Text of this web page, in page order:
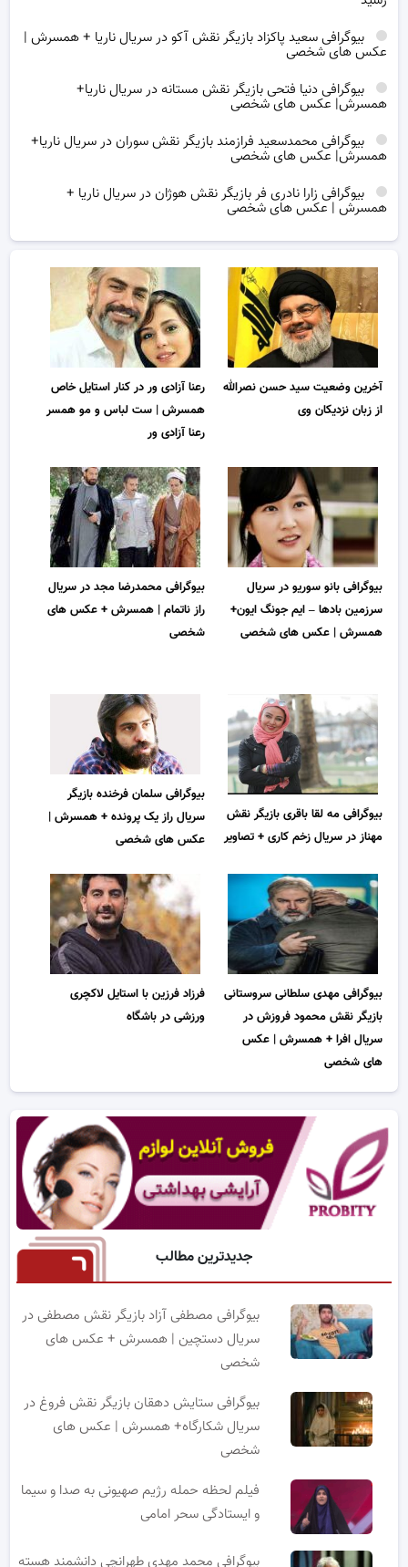
بیوگرافی سعید پاکزاد بازیگر نقش آکو در سریال ناریا + همسرش |
عکس های شخصی
بیوگرافی دنیا فتحی بازیگر نقش مستانه در سریال ناریا+
همسرش| عکس های شخصی
بیوگرافی محمدسعید فرازمند بازیگر نقش سوران در سریال ناریا+
همسرش| عکس های شخصی
بیوگرافی زارا نادری فر بازیگر نقش هوژان در سریال ناریا +
همسرش | عکس های شخصی
آخرین وضعیت سید حسن نصرالله
از زبان نزدیکان وی
رعنا آزادی ور در کنار استایل خاص
همسرش | ست لباس و مو همسر
رعنا آزادی ور
بیوگرافی بانو سوریو در سریال
سرزمین بادها – ایم جونگ ایون+
همسرش | عکس های شخصی
بیوگرافی محمدرضا مجد در سریال
راز ناتمام | همسرش + عکس های
شخصی
بیوگرافی مه لقا باقری بازیگر نقش
مهناز در سریال زخم کاری + تصاویر
بیوگرافی سلمان فرخنده بازیگر
سریال راز یک پرونده + همسرش |
عکس های شخصی
بیوگرافی مهدی سلطانی سروستانی
بازیگر نقش محمود فروزش در
سریال افرا + همسرش | عکس
های شخصی
فرزاد فرزین با استایل لاکچری
ورزشی در باشگاه
جدیدترین مطالب
بیوگرافی مصطفی آزاد بازیگر نقش مصطفی در
سریال دستچین | همسرش + عکس های
شخصی
بیوگرافی ستایش دهقان بازیگر نقش فروغ در
سریال شکارگاه+ همسرش | عکس های
شخصی
فیلم لحظه حمله رژیم صهیونی به صدا و سیما
و ایستادگی سحر امامی
بیوگرافی محمد مهدی طهرانچی دانشمند هسته